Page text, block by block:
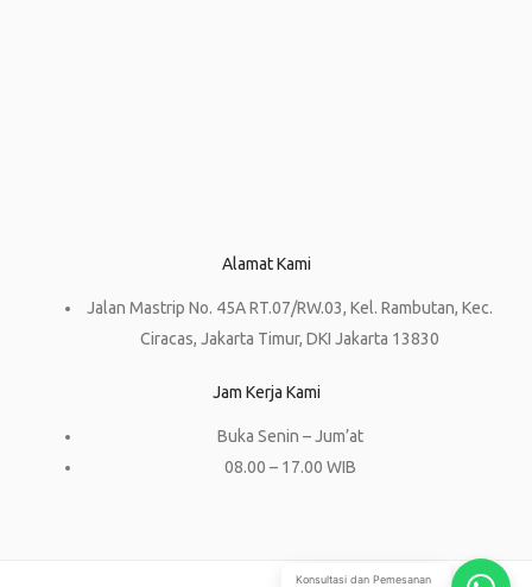
Alamat Kami
Jalan Mastrip No. 45A RT.07/RW.03, Kel. Rambutan, Kec.
Ciracas, Jakarta Timur, DKI Jakarta 13830
Jam Kerja Kami
Buka Senin – Jum’at
08.00 – 17.00 WIB
Konsultasi dan Pemesanan